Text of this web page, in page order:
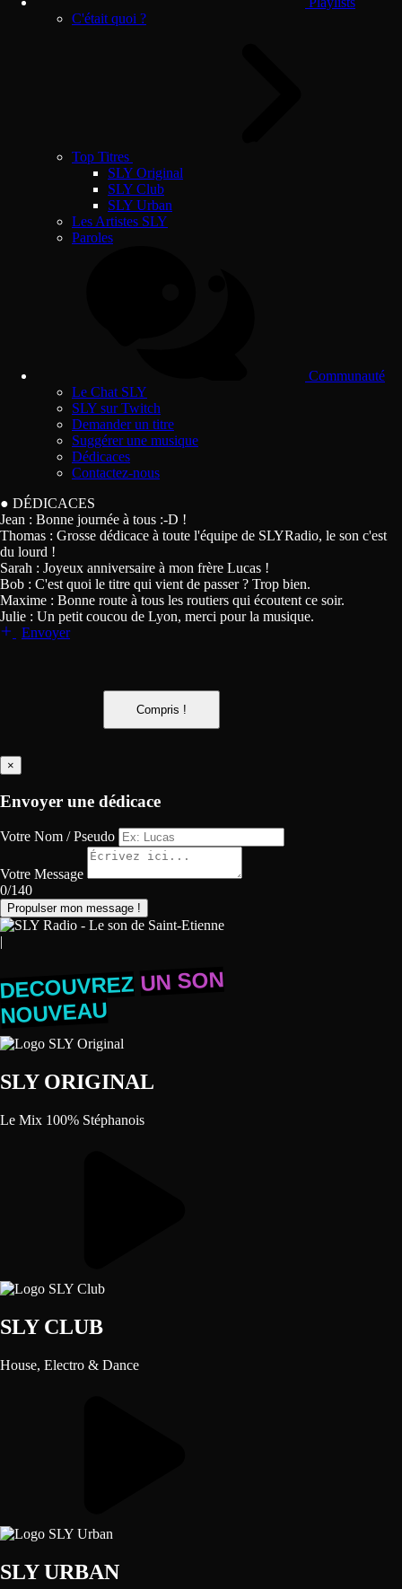
C'était quoi ?
Top Titres
SLY Original
SLY Club
SLY Urban
Les Artistes SLY
Paroles
Communauté
Le Chat SLY
SLY sur Twitch
Demander un titre
Suggérer une musique
Dédicaces
Contactez-nous
● DÉDICACES
Jean : Bonne journée à tous :-D !
Thomas : Grosse dédicace à toute l'équipe de SLYRadio, le son c'est
du lourd !
Sarah : Joyeux anniversaire à mon frère Lucas !
Bob : C'est quoi le titre qui vient de passer ? Trop bien.
Maxime : Bonne route à tous les routiers qui écoutent ce soir.
Julie : Un petit coucou de Lyon, merci pour la musique.
Envoyer
Compris !
×
Envoyer une dédicace
Votre Nom / Pseudo
Votre Message
0/140
Propulser mon message !
|
UN SON
NOUVEAU
SLY ORIGINAL
Le Mix 100% Stéphanois
SLY CLUB
House, Electro & Dance
SLY URBAN